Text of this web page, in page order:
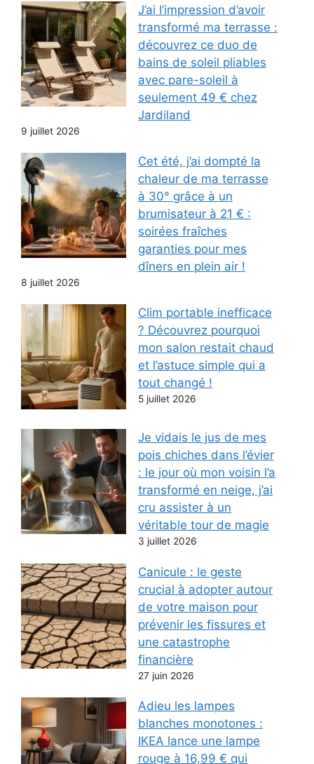
J’ai l’impression d’avoir
transformé ma terrasse :
découvrez ce duo de
bains de soleil pliables
avec pare-soleil à
seulement 49 € chez
Jardiland
9 juillet 2026
Cet été, j’ai dompté la
chaleur de ma terrasse
à 30° grâce à un
brumisateur à 21 € :
soirées fraîches
garanties pour mes
dîners en plein air !
8 juillet 2026
Clim portable inefficace
? Découvrez pourquoi
mon salon restait chaud
et l’astuce simple qui a
tout changé !
5 juillet 2026
Je vidais le jus de mes
pois chiches dans l’évier
: le jour où mon voisin l’a
transformé en neige, j’ai
cru assister à un
véritable tour de magie
3 juillet 2026
Canicule : le geste
crucial à adopter autour
de votre maison pour
prévenir les fissures et
une catastrophe
financière
27 juin 2026
Adieu les lampes
blanches monotones :
IKEA lance une lampe
rouge à 16,99 € qui